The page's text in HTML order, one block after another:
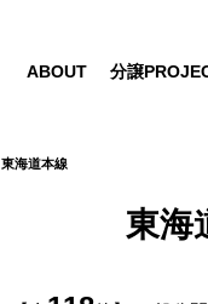
ABOUT 分譲
東海道本線
東海